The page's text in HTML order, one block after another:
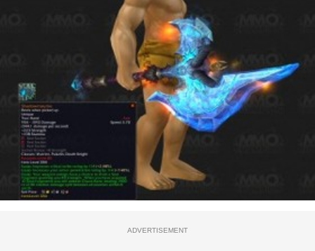
ADVERTISEMENT